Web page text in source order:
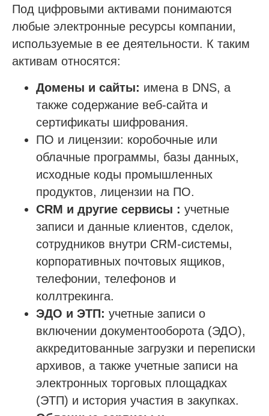
Под цифровыми активами понимаются
любые электронные ресурсы компании,
используемые в ее деятельности. К таким
активам относятся:
Домены и сайты: имена в DNS, а
также содержание веб-сайта и
сертификаты шифрования.
ПО и лицензии: коробочные или
облачные программы, базы данных,
исходные коды промышленных
продуктов, лицензии на ПО.
CRM и другие сервисы : учетные
записи и данные клиентов, сделок,
сотрудников внутри CRM-системы,
корпоративных почтовых ящиков,
телефонии, телефонов и
коллтрекинга.
ЭДО и ЭТП: учетные записи о
включении документооборота (ЭДО),
аккредитованные загрузки и переписки
архивов, а также учетные записи на
электронных торговых площадках
(ЭТП) и история участия в закупках.